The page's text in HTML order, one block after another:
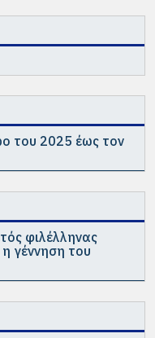
του 2025 έως τον
φιλέλληνας
γέννηση του